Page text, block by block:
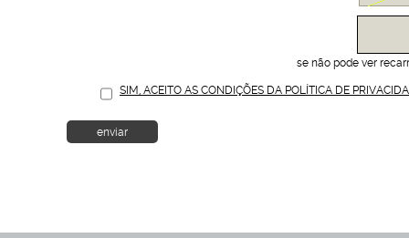
se não pode ver
SIM, ACEITO AS CONDIÇÕES DA POLÍTICA DE